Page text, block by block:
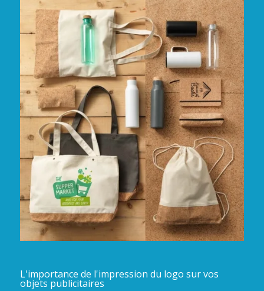
L'importance de l'impression du logo sur vos
objets publicitaires